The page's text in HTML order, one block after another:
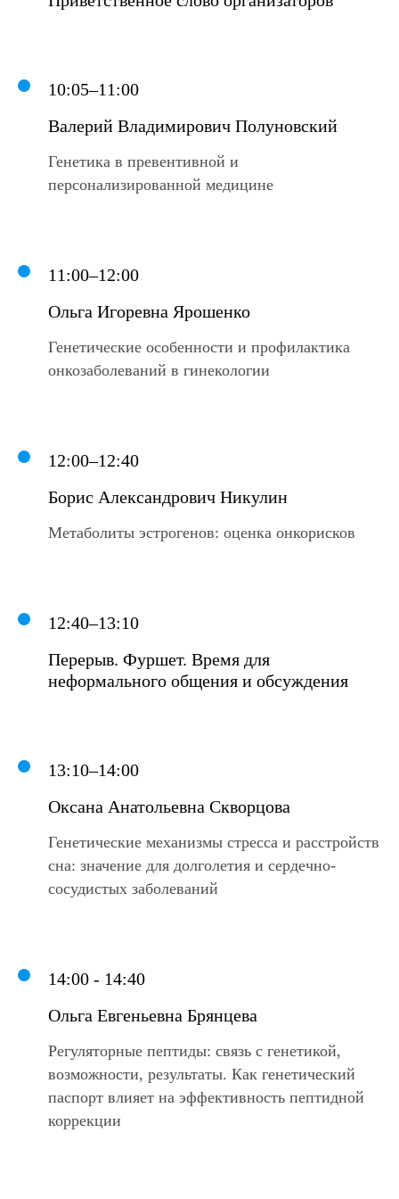
10:05–11:00
Валерий Владимирович Полуновский
Генетика в превентивной и
персонализированной медицине
11:00–12:00
Ольга Игоревна Ярошенко
Генетические особенности и профилактика
онкозаболеваний в гинекологии
12:00–12:40
Борис Александрович Никулин
Метаболиты эстрогенов: оценка онкорисков
12:40–13:10
Перерыв. Фуршет. Время для
неформального общения и обсуждения
13:10–14:00
Оксана Анатольевна Скворцова
Генетические механизмы стресса и расстройств
сна: значение для долголетия и сердечно-
сосудистых заболеваний
14:00 - 14:40
Ольга Евгеньевна Брянцева
Регуляторные пептиды: связь с генетикой,
возможности, результаты. Как генетический
паспорт влияет на эффективность пептидной
коррекции